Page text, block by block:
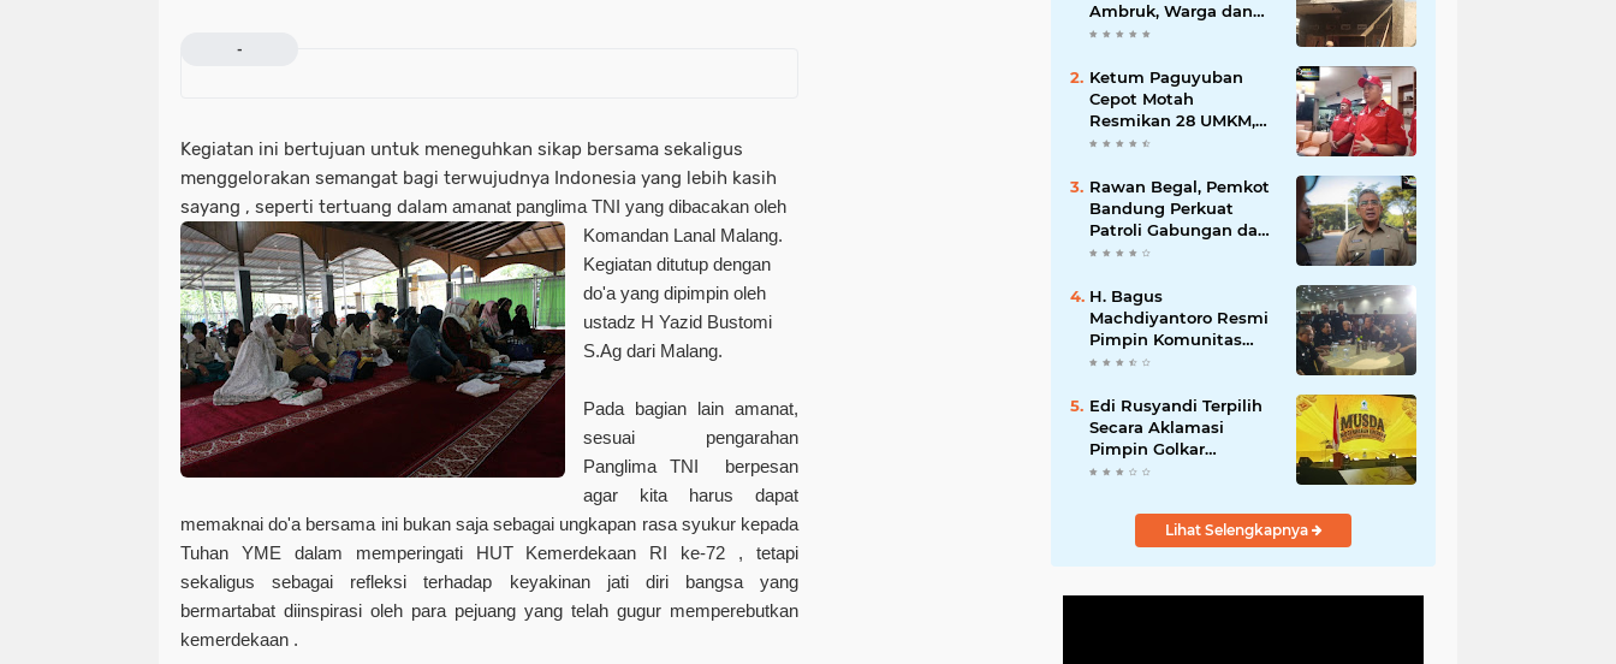
-
Kegiatan ini bertujuan untuk meneguhkan sikap bersama sekaligus
menggelorakan semangat bagi terwujudnya Indonesia yang lebih kasih
sayang , seperti tertuang dalam amanat panglima TNI yang dibacakan oleh
Komandan Lanal Malang.
Kegiatan ditutup dengan
do'a yang dipimpin oleh
ustadz H Yazid Bustomi
S.Ag dari Malang.
Pada bagian lain amanat,
sesuai pengarahan
Panglima TNI berpesan
agar kita harus dapat
memaknai do'a bersama ini bukan saja sebagai ungkapan rasa syukur kepada
Tuhan YME dalam memperingati HUT Kemerdekaan RI ke-72 , tetapi
sekaligus sebagai refleksi terhadap keyakinan jati diri bangsa yang
bermartabat diinspirasi oleh para pejuang yang telah gugur memperebutkan
kemerdekaan .
Ambruk, Warga dan
Pemdes Sigap Bantu
Ketum Paguyuban
Cepot Motah
Resmikan 28 UMKM,
Siap Gelar Festival
Jalan Braga
Rawan Begal, Pemkot
Bandung Perkuat
Patroli Gabungan dan
Pengawasan Digital
H. Bagus
Machdiyantoro Resmi
Pimpin Komunitas
BBC Periode 2026–
Solidaritas dan
Hadirkan Program
Nyata untuk
Masyarakat
Edi Rusyandi Terpilih
Secara Aklamasi
Pimpin Golkar
Bandung Barat,
Kepemimpinan
Harmonis "TurunLihat Selengkapnya